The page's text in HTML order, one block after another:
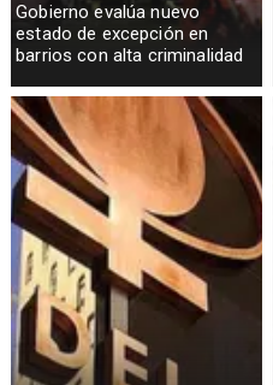
Gobierno evalúa nuevo
estado de excepción en
barrios con alta criminalidad